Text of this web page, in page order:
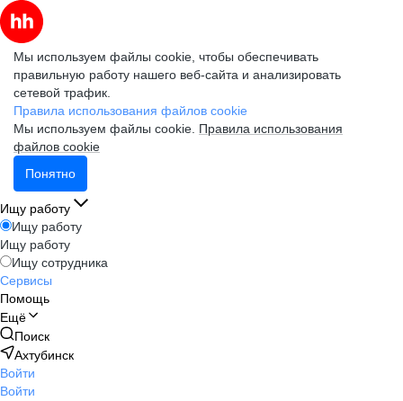
Мы используем файлы cookie, чтобы обеспечивать
правильную работу нашего веб-сайта и анализировать
сетевой трафик.
Правила использования файлов cookie
Мы используем файлы cookie. Правила использования
файлов cookie
Понятно
Ищу работу
Ищу работу
Ищу работу
Ищу сотрудника
Сервисы
Помощь
Ещё
Поиск
Ахтубинск
Войти
Войти